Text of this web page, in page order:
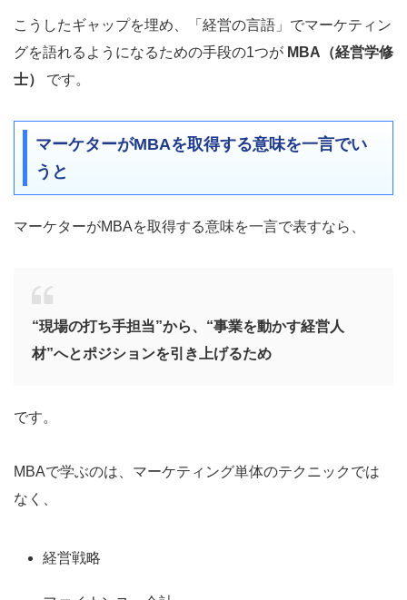
こうしたギャップを埋め、「経営の言語」でマーケティン
グを語れるようになるための手段の1つが MBA（経営学修
士）
です。
マーケターがMBAを取得する意味を一言でい
うと
マーケターがMBAを取得する意味を一言で表すなら、
“現場の打ち手担当”から、“事業を動かす経営人
材”へとポジションを引き上げるため
です。
MBAで学ぶのは、マーケティング単体のテクニックでは
なく、
経営戦略